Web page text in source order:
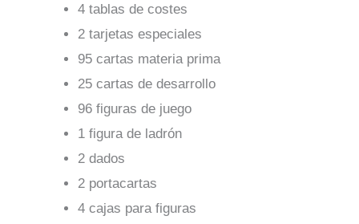
4 tablas de costes
2 tarjetas especiales
95 cartas materia prima
25 cartas de desarrollo
96 figuras de juego
1 figura de ladrón
2 dados
2 portacartas
4 cajas para figuras